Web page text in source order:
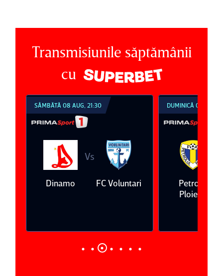
Transmisiunile săptămânii
cu
SÂMBĂTĂ 08 AUG, 21:30
Dinamo
Vs
FC Voluntari
DUMINICĂ 09 AUG,
Petrolul
Ploieşti